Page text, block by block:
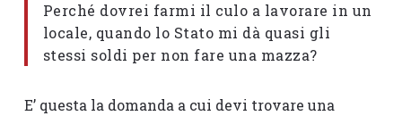
Perché dovrei farmi il culo a lavorare in un
locale, quando lo Stato mi dà quasi gli
stessi soldi per non fare una mazza?
E’ questa la domanda a cui devi trovare una